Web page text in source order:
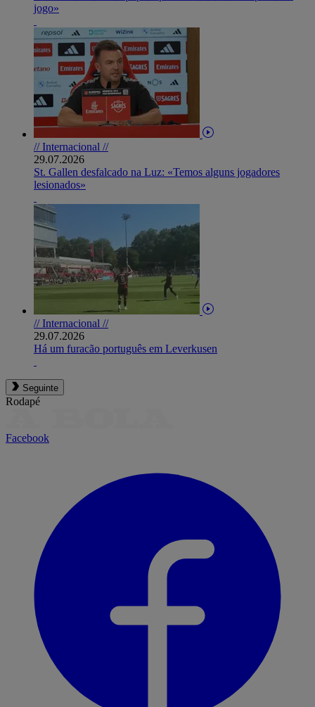
jogo»
// Internacional //
29.07.2026
St. Gallen desfalcado na Luz: «Temos alguns jogadores
lesionados»
// Internacional //
29.07.2026
Há um furacão português em Leverkusen
Seguinte
Rodapé
Facebook